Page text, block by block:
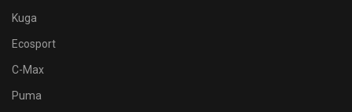
Kuga
Ecosport
C-Max
Puma